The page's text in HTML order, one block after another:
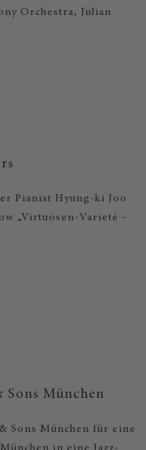
Orchestra, Julian
Pianist Hyung-ki Joo
„Virtuosen-Varieté –
Sons München
Sons München für eine